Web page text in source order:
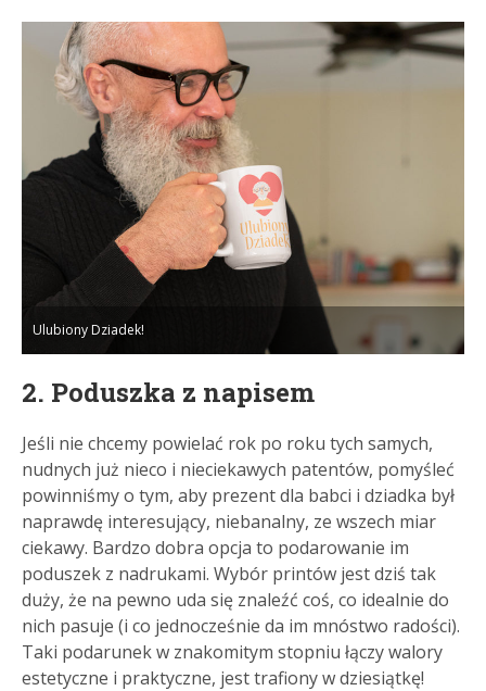
Ulubiony Dziadek!
2. Poduszka z napisem
Jeśli nie chcemy powielać rok po roku tych samych,
nudnych już nieco i nieciekawych patentów, pomyśleć
powinniśmy o tym, aby prezent dla babci i dziadka był
naprawdę interesujący, niebanalny, ze wszech miar
ciekawy. Bardzo dobra opcja to podarowanie im
poduszek z nadrukami. Wybór printów jest dziś tak
duży, że na pewno uda się znaleźć coś, co idealnie do
nich pasuje (i co jednocześnie da im mnóstwo radości).
Taki podarunek w znakomitym stopniu łączy walory
estetyczne i praktyczne, jest trafiony w dziesiątkę!